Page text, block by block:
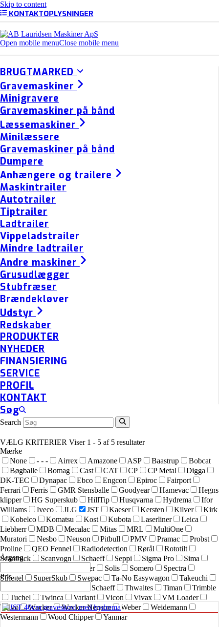
Skip to content
KONTAKTOPLYSNINGER
Open mobile menuClose mobile menu
BRUGTMARKED
Gravemaskiner
Minigravere
Gravemaskiner på bånd
Læssemaskiner
Minilæssere
Gravemaskiner på bånd
Dumpere
Anhængere og trailere
Maskintrailer
Autotrailer
Tiptrailer
Ladtrailer
Vippeladstrailer
Mindre ladtrailer
Andre maskiner
Grusudlægger
Stubfræser
Brændekløver
Udstyr
Redskaber
PRODUKTER
NYHEDER
FINANSIERING
SERVICE
PROFIL
KONTAKT
Søg
Search
VÆLG KRITERIER Viser 1 - 5 af 5 resultater
Mærke
None
- - - Airrex Amazone ASP Baastrup
Bobcat
Bøgballe
Bomag Cast CAT CP CP Metal
Digga
DK-TEC
Dynapac Ebco Engcon Epiroc
Fairport
Ferrari
Ferris GMR Stensballe Goodyear Hamevac
Hegns
klipper
HG Superskub HillTip Husqvarna Hydrema
Ifor
Williams
Iveco JLG JST Kaeser Kersten Kilver
Kirk
Kobelco
Komatsu Kost Kubota Laserliner
Leica
Liebherr
MDB Mecalac Mitas MRL
MultiOne
Muratori
Nesbo Neuson Pitbull PMV Pramac
Probst
Proline
QEO Fennel Radiodetection Rørål
Rototilt
Scantruck
Scanvogn Schaeff Seppi Sigma Pro
Sima
sneskraber Solis Somero
Spectra
Striegel
SuperSkub Swepac Ta-No Easywagon
Takeuchi
Terex Schaeff Thwaites Timan
Trimble
Tuchel
Twinca Variant Vicon Vivax
VM Loader
Volvo
Wacker Wacker Neuson Weber
Weidemann
Westermann
Wood Chipper Yanmar
Årgang
Pris